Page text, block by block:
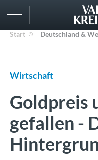
Start Deutschland &
Wirtschaft
Goldpreis
gefallen -